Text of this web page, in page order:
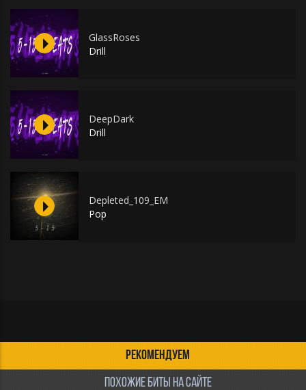
GlassRoses
Drill
DeepDark
Drill
Depleted_109_EM
Pop
РЕКОМЕНДУЕМ
ПОХОЖИЕ БИТЫ НА САЙТЕ